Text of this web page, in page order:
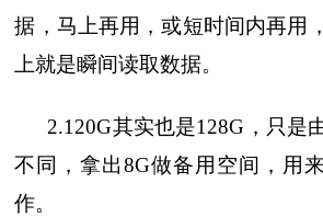
据，马上再用，或短时间内再用
上就是瞬间读取数据。
2.120G其实也是128G，只是
不同，拿出8G做备用空间，用
作。